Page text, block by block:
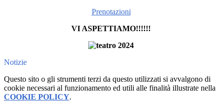
Prenotazioni
VI ASPETTIAMO!!!!!!
Notizie
Questo sito o gli strumenti terzi da questo utilizzati si avvalgono di
cookie necessari al funzionamento ed utili alle finalità illustrate nella
COOKIE POLICY.